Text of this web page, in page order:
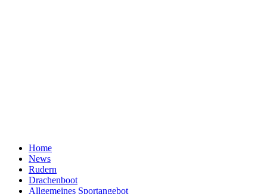
Home
News
Rudern
Drachenboot
Allgemeines Sportangebot